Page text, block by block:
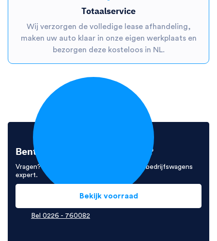
Totaalservice
Wij verzorgen de volledige lease afhandeling,
maken uw auto klaar in onze eigen werkplaats en
bezorgen deze kosteloos in NL.
Bent u enthousiast geworden?
Vragen? Neem contact op met Ivo, onze bedrijfswagens
expert.
Bekijk voorraad
Bel 0226 - 760082